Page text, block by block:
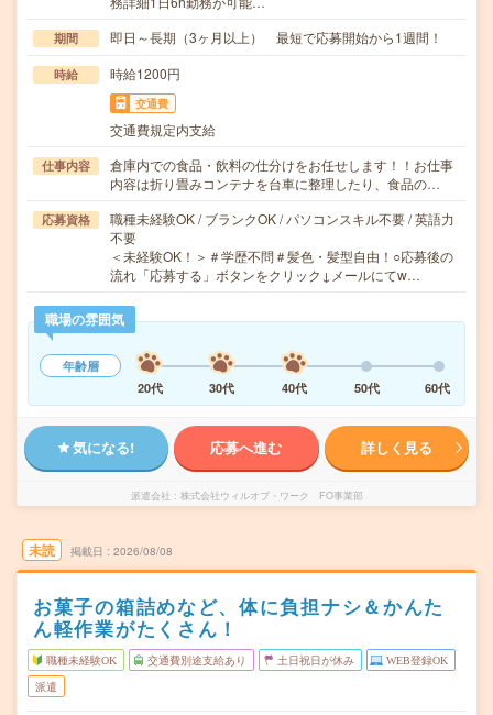
期間 即日～長期（3ヶ月以上） 最短で応募開始から1週間！
時給 時給1200円
交通費
交通費規定内支給
仕事内容
倉庫内での食品・飲料の仕分けをお任せします！！お仕事
内容は折り畳みコンテナを台車に整理したり、食品の…
応募資格
職種未経験OK / ブランクOK / パソコンスキル不要 / 英語力
不要
＜未経験OK！＞＃学歴不問＃髪色・髪型自由！○応募後の
流れ「応募する」ボタンをクリック↓メールにてw…
職場の雰囲気
年齢層
20代
30代 40代 50代 60代
気になる! 応募へ進む 詳しく見る
派遣会社 株式会社ウィルオブ・ワーク FO事業部
未読 掲載日 2026/08/08
お菓子の箱詰めなど、体に負担ナシ＆かんた
ん軽作業がたくさん！
職種未経験OK 交通費別途支給あり 土日祝日が休み WEB登録OK
派遣